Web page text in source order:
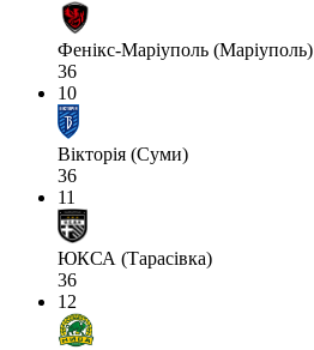
Фенікс-Маріуполь (Маріуполь)
36
10
Вікторія (Суми)
36
11
ЮКСА (Тарасівка)
36
12